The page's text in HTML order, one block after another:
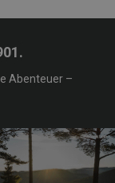
Abenteuer –